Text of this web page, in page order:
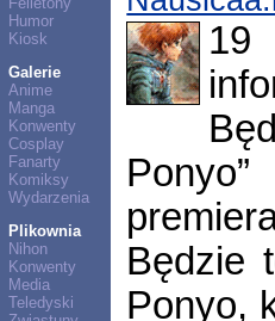
Humor
Kiosk
Galerie
Anime
Manga
Konwenty
Cosplay
Fanarty
Komiksy
Wydarzenia
Plikownia
Nihon
Konwenty
Media
Teledyski
19
Będzie
Ponyo,